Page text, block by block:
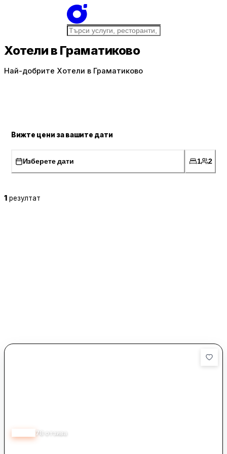
Хотели в Граматиково
Най-добрите Хотели в Граматиково
Вижте цени за вашите дати
Изберете дати 1 2
1 резултат
78 отзива